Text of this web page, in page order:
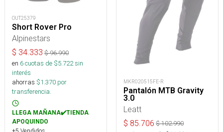
OUT25379
Short Rover Pro
Alpinestars
$ 34.333 $96.990
en 6cuotas de $5.722sin
interés
ahorras $1.370 por
transferencia.
LLEGA MAÑANA✔️TIENDA
APOQUINDO
MKR020515FE-R
Pantalón MTB Gravity
3.0
Leatt
$ 85.706 $102.990